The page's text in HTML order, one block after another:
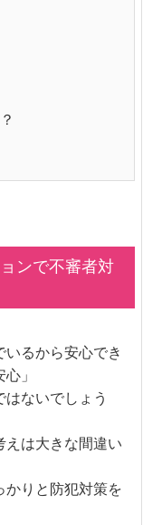
ンで不審者対
いるから安心でき
」
ないでしょう
えは大きな間違い
かりと防犯対策を